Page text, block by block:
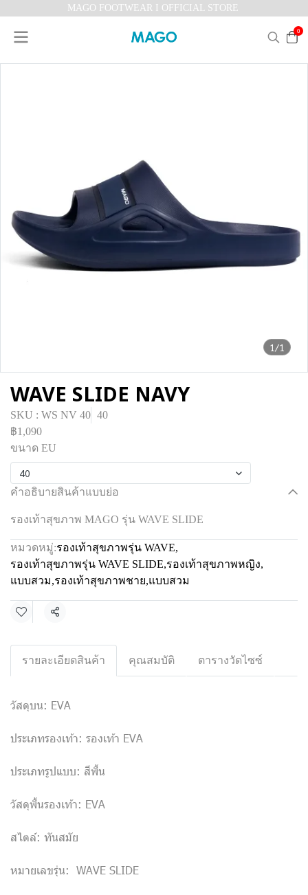
MAGO FOOTWEAR I OFFICIAL STORE
0
1/1
WAVE SLIDE NAVY
SKU : WS NV 40 40
฿1,090
ขนาด EU
40
คำอธิบายสินค้าแบบย่อ
รองเท้าสุขภาพ MAGO รุ่น WAVE SLIDE
หมวดหมู่:รองเท้าสุขภาพรุ่น WAVE,
รองเท้าสุขภาพรุ่น WAVE SLIDE,รองเท้าสุขภาพหญิง,
แบบสวม,รองเท้าสุขภาพชาย,แบบสวม
แชร์
รายละเอียดสินค้า คุณสมบัติ ตารางวัดไซซ์
วัสดุบน: EVA
ประเภทรองเท้า: รองเท้า EVA
ประเภทรูปแบบ: สีพื้น
วัสดุพื้นรองเท้า: EVA
สไตล์: ทันสมัย
หมายเลขรุ่น: WAVE SLIDE